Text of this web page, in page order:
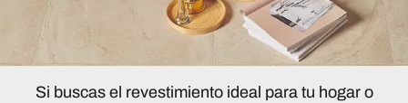
Si buscas el revestimiento ideal para tu hogar o